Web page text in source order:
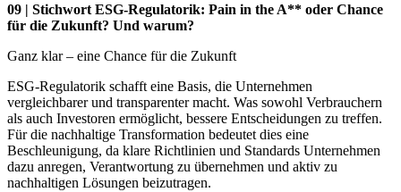
09 | Stichwort ESG-Regulatorik: Pain in the A** oder Chance
für die Zukunft? Und warum?
Ganz klar – eine Chance für die Zukunft
ESG-Regulatorik schafft eine Basis, die Unternehmen
vergleichbarer und transparenter macht. Was sowohl Verbrauchern
als auch Investoren ermöglicht, bessere Entscheidungen zu treffen.
Für die nachhaltige Transformation bedeutet dies eine
Beschleunigung, da klare Richtlinien und Standards Unternehmen
dazu anregen, Verantwortung zu übernehmen und aktiv zu
nachhaltigen Lösungen beizutragen.